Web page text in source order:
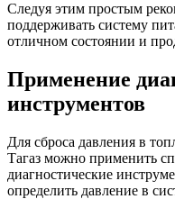
Следуя этим простым
поддерживать систему
отличном состоянии и
Применение
инструментов
Для сброса давления в
Тагаз можно применить
диагностические
определить давление в